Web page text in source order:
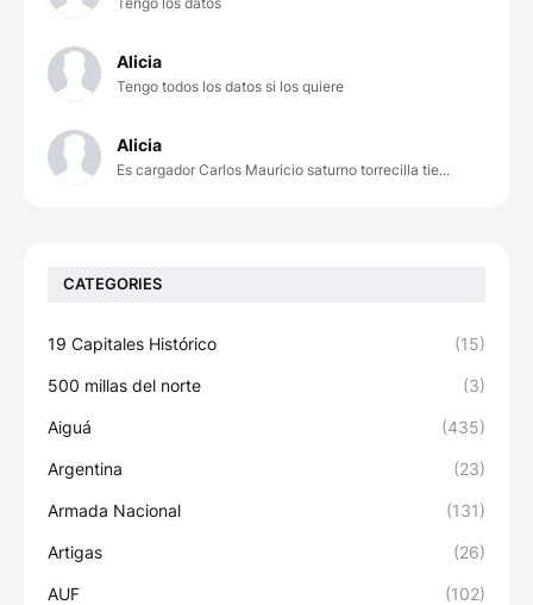
Alicia
Tengo todos los datos si los quiere
Alicia
Es cargador Carlos Mauricio saturno torrecilla tie...
CATEGORIES
19 Capitales Histórico (15)
500 millas del norte (3)
Aiguá (435)
Argentina (23)
Armada Nacional (131)
Artigas (26)
AUF (102)